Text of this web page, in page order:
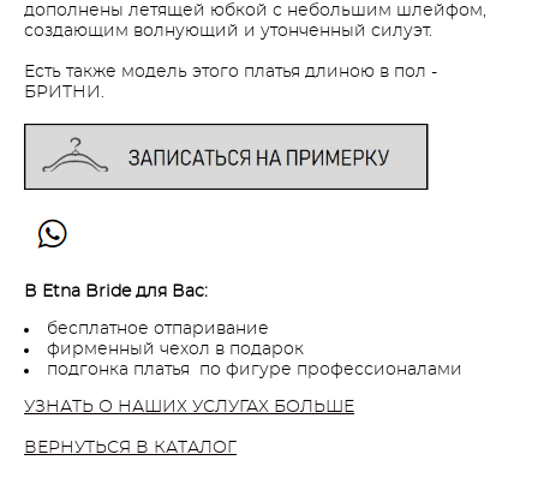
дополнены летящей юбкой с небольшим шлейфом,
создающим волнующий и утонченный силуэт.
Есть также модель этого платья длиною в пол -
БРИТНИ.
В Etna Bride для Вас:
бесплатное отпаривание
фирменный чехол в подарок
подгонка платья по фигуре профессионалами
УЗНАТЬ О НАШИХ УСЛУГАХ БОЛЬШЕ
ВЕРНУТЬСЯ В КАТАЛОГ